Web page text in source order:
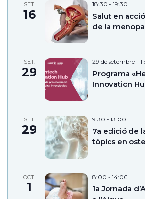
SET.
16
18:30 - 19:30
Salut en
de la
SET.
29
29 de setembre - 1
Programa
Innovation
SET.
29
9:30 - 13:00
7a edició de
tòpics en
OCT.
1
8:00 - 14:00
1a Jornada